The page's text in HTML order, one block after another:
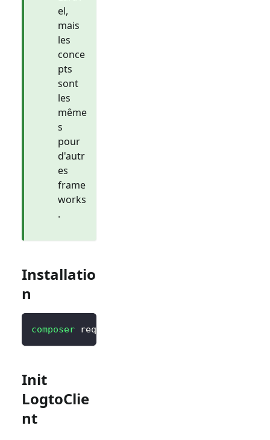
el,
mais
les
conce
pts
sont
les
même
s
pour
d'autr
es
frame
works
.
Installatio
n
composer require logto/sdk
Init
LogtoClie
nt